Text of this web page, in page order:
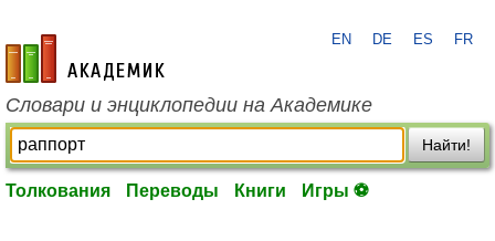
academic.ru
EN DE ES FR
Словари и энциклопедии на Академике
Найти!
Толкования Переводы Книги Игры ⚽